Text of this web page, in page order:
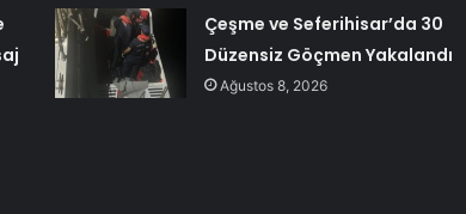
Çeşme ve Seferihisar’da 30
Düzensiz Göçmen Yakalandı
Ağustos 8, 2026